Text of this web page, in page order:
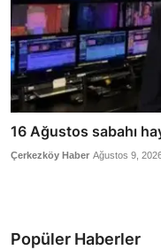
16 Ağustos sabahı
Çerkezköy Haber Ağustos 9,
Popüler Haberler